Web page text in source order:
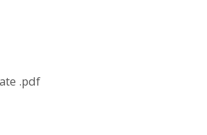
.pdf